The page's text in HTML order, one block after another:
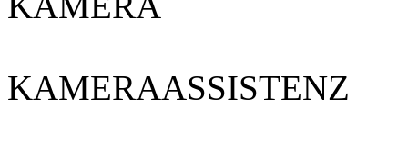
KAMERAASSISTENZ